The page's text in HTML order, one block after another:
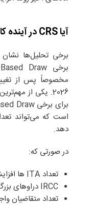
آیا CRS در آینده کاهش پیدا می‌کند؟
مخصوصاً پس از
2026. یکی از
است که می‌تواند
دهد.
در صورتی که:
تعداد ITA ها افزایش پیدا کند
IRCC دراوهای بزرگ‌تر برگزار کند
تعداد متقاضیان